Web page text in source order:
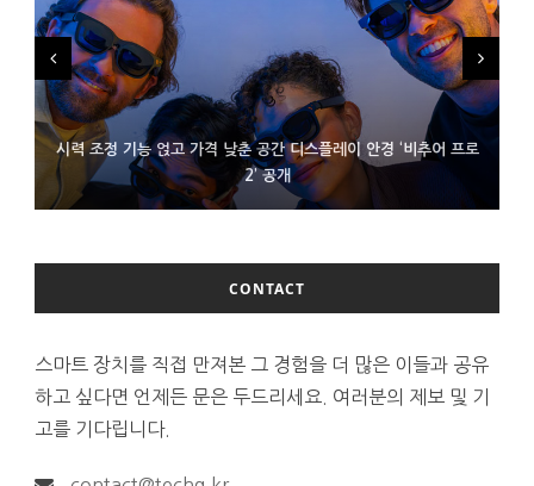
시력 조정 기능 얹고 가격 낮춘 공간 디스플레이 안경 ‘비추어 프로
2’ 공개
D램 부족에 10억달러어치 아이폰18 프로세서 패키징 대기 중
300~400달러 반지형 스피커 준비하는 오픈AI
CONTACT
스마트 장치를 직접 만져본 그 경험을 더 많은 이들과 공유
하고 싶다면 언제든 문은 두드리세요. 여러분의 제보 및 기
고를 기다립니다.